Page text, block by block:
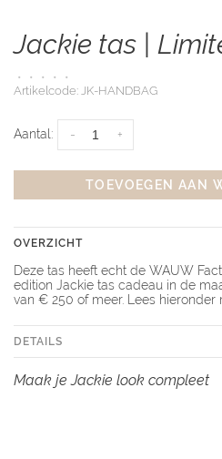
Jackie tas |
• • • •
•
Artikelcode: JK-HANDBAG
Aantal: +
-
TOEVOEGEN AAN
OVERZICHT
Deze tas heeft echt de WAUW
edition Jackie tas cadeau in de
van € 250 of meer. Lees hieronder
DETAILS
Maak je Jackie look compleet